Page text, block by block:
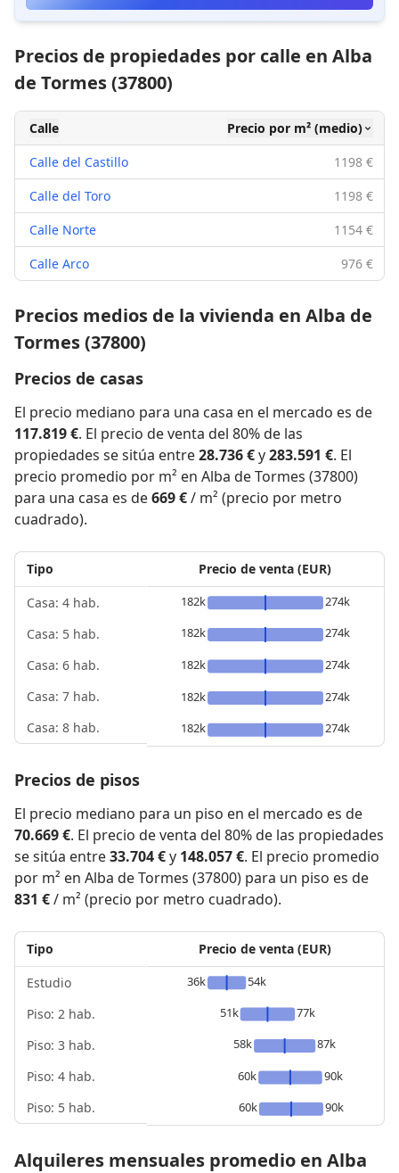
Precios de propiedades por calle en Alba
de Tormes (37800)
Calle
Precio por m² (medio)
Calle del Castillo
1198 €
Calle del Toro
1198 €
Calle Norte
1154 €
Calle Arco
976 €
Precios medios de la vivienda en Alba de
Tormes (37800)
Precios de casas
El precio mediano para una casa en el mercado es de
117.819 €. El precio de venta del 80% de las
propiedades se sitúa entre28.736 €y283.591 €. El
precio promedio por m² en Alba de Tormes (37800)
para una casa es de669 €/ m² (precio por metro
cuadrado).
Tipo
Casa: 4 hab.
Casa: 5 hab.
Casa: 6 hab.
Casa: 7 hab.
Casa: 8 hab.
Precio de venta (EUR)
182k
274k
182k
274k
182k
274k
182k
274k
182k
274k
Precios de pisos
El precio mediano para un piso en el mercado es de
70.669 €. El precio de venta del 80% de las propiedades
se sitúa entre33.704 €y 148.057 €. El precio promedio
por m² en Alba de Tormes (37800) para un piso es de
831 €/ m² (precio por metro cuadrado).
Tipo
Estudio
Piso: 2 hab.
Piso: 3 hab.
Piso: 4 hab.
Piso: 5 hab.
Precio de venta (EUR)
36k
54k
51k
77k
58k
87k
60k
90k
60k
90k
Alquileres mensuales promedio en Alba